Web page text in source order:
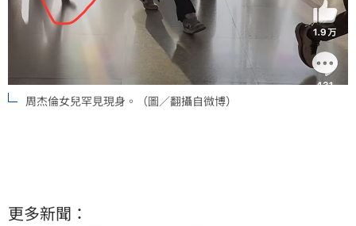
周杰倫女兒罕見現身。（圖／翻攝自微博）
更多新聞：